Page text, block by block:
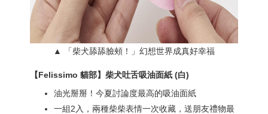
▲ 「柴犬舔舔臉頰！」幻想世界成真好幸福
【Felissimo 貓部】柴犬吐舌吸油面紙 (白)
油光掰掰！今夏討論度最高的吸油面紙
一組2入，兩種柴柴表情一次收藏，送朋友禮物最